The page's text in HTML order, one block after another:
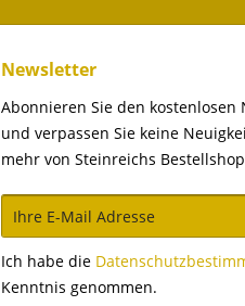
Newsletter
Abonnieren Sie den kostenlosen
und verpassen Sie keine
mehr von Steinreichs
Ich habe die
Kenntnis genommen.